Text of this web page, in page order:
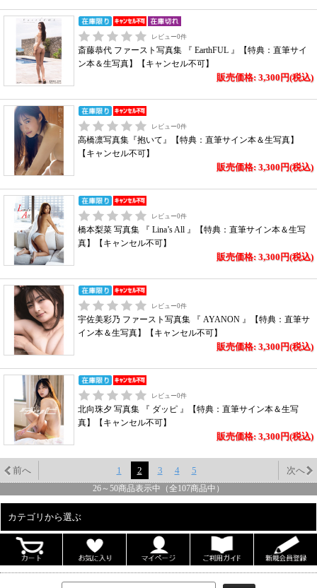
レビュー0件
斎藤恭代 ファースト写真集 『 EarthFUL 』【特典：直筆サイ
ン本＆生写真】【キャンセル不可】
販売価格: 3,300円(税込)
レビュー0件
高橋凛写真集『抱いて』【特典：直筆サイン本＆生写真】
【キャンセル不可】
販売価格: 3,300円(税込)
レビュー0件
橋本梨菜 写真集 『 Lina’s All 』【特典：直筆サイン本＆生写
真】【キャンセル不可】
販売価格: 3,300円(税込)
レビュー0件
宇佐美彩乃 ファースト写真集 『 AYANON 』【特典：直筆サ
イン本＆生写真】【キャンセル不可】
販売価格: 3,300円(税込)
レビュー0件
北向珠夕 写真集 『 ダッピ 』【特典：直筆サイン本＆生写
真】【キャンセル不可】
販売価格: 3,300円(税込)
前へ 1 2 3 4 5 次へ
26～ 50商品表示中（全107商品中）
カテゴリから選ぶ
ALL
男性写真集